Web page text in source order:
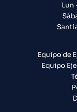
Lun
Equipo de
Equipo